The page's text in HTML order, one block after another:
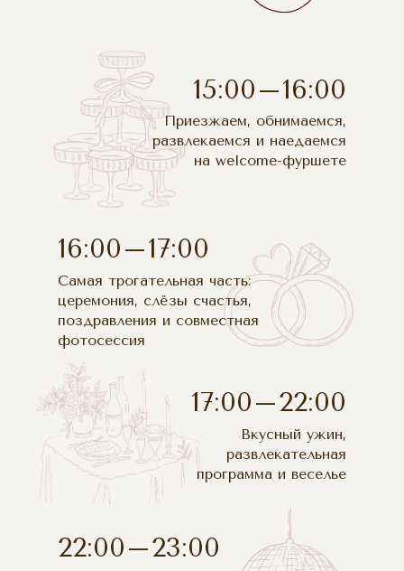
Самая трогательная часть:
церемония, слёзы счастья,
поздравления и совместная
фотосессия
Приезжаем, обнимаемся,
развлекаемся и наедаемся
на welcome-фуршете
Вкусный ужин,
развлекательная
программа и веселье
16:00–17:00
15:00–16:00
17:00–22:00
22:00–23:00